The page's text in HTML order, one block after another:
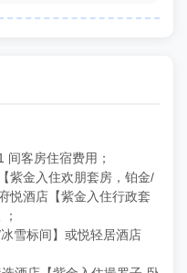
间客房住宿费用；
紫金入住欢朋套房，铂金/
悦酒店【紫金入住行政套
雪标间】或悦轻居酒店